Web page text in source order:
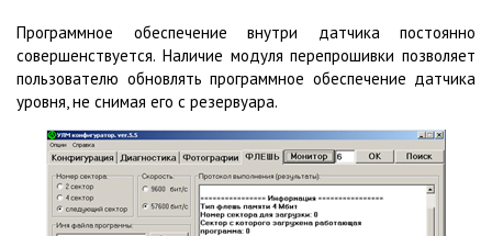
Программное обеспечение внутри датчика постоянно
совершенствуется. Наличие модуля перепрошивки позволяет
пользователю обновлять программное обеспечение датчика
уровня, не снимая его с резервуара.